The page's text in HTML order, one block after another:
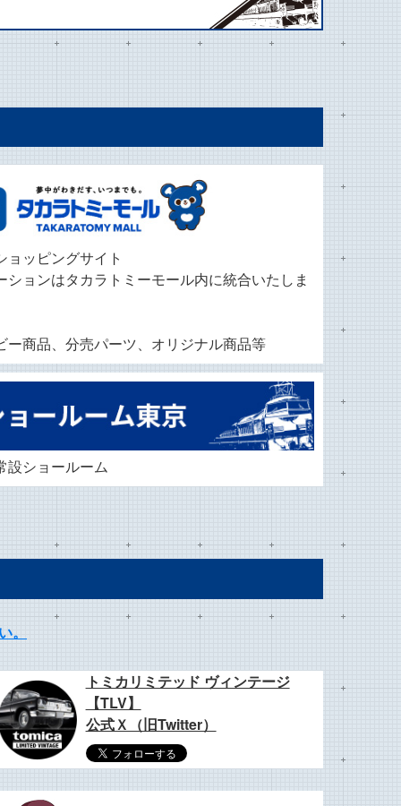
ッピングサイト
ョンはタカラトミーモール内に統合いたしま
ー商品、分売パーツ、オリジナル商品等
設ショールーム
トミカリミテッド ヴィンテージ
【TLV】
公式Ｘ（旧Twitter）